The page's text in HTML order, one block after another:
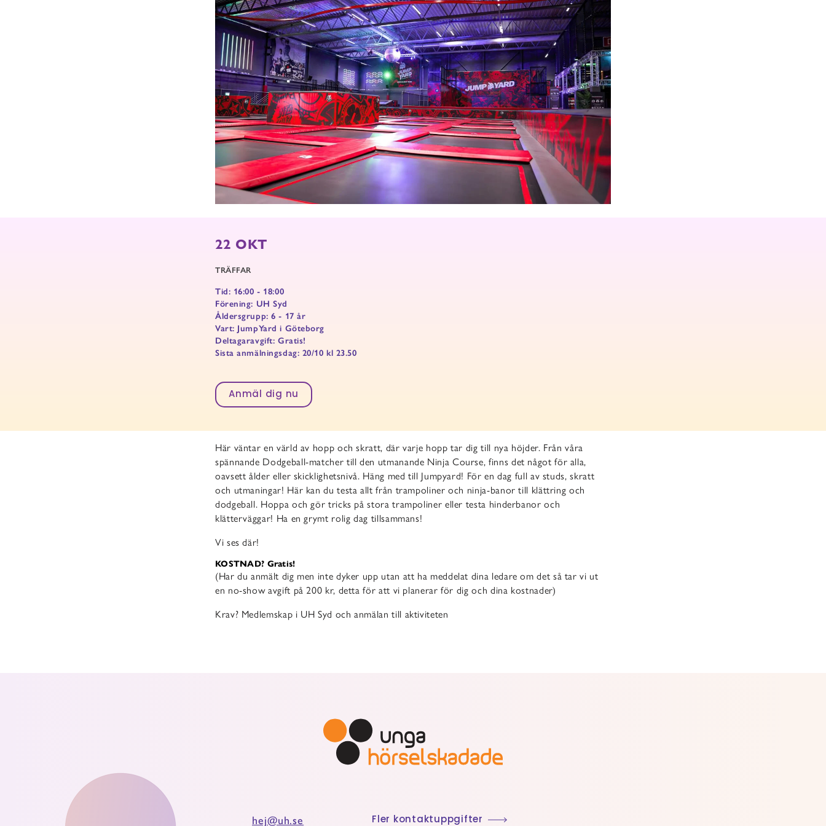
22 OKT
TRÄFFAR
Tid: 16:00 - 18:00
Förening: UH Syd
Åldersgrupp: 6 - 17 år
Vart: JumpYard i Göteborg
Deltagaravgift: Gratis!
Sista anmälningsdag: 20/10 kl 23.50
Anmäl dig nu
Här väntar en värld av hopp och skratt, där varje hopp tar dig till nya höjder. Från våra
spännande Dodgeball-matcher till den utmanande Ninja Course, finns det något för alla,
oavsett ålder eller skicklighetsnivå. Häng med till Jumpyard! För en dag full av studs, skratt
och utmaningar! Här kan du testa allt från trampoliner och ninja-banor till klättring och
dodgeball. Hoppa och gör tricks på stora trampoliner eller testa hinderbanor och
klätterväggar! Ha en grymt rolig dag tillsammans!
Vi ses där!
KOSTNAD? Gratis!
(Har du anmält dig men inte dyker upp utan att ha meddelat dina ledare om det så tar vi ut
en no-show avgift på 200 kr, detta för att vi planerar för dig och dina kostnader)
Krav? Medlemskap i UH Syd och anmälan till aktiviteten
hej@uh.se Fler kontaktuppgifter